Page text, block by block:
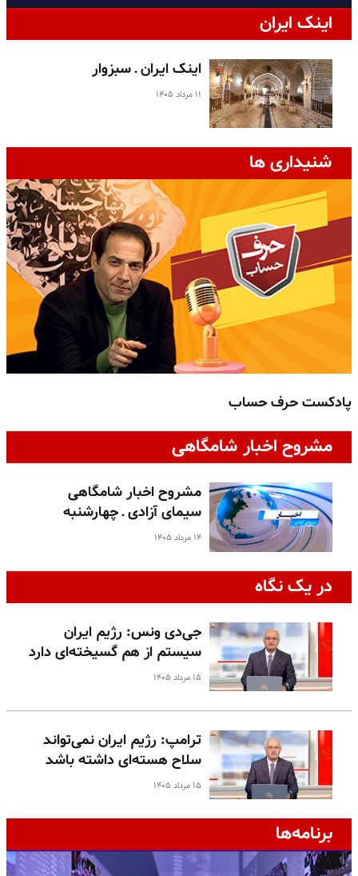
اینک ایران
اینک ایران ـ سبزوار
۱۱ مرداد ۱۴۰۵
شنیداری ها
پادکست حرف حساب
مشروح اخبار شامگاهی
مشروح اخبار شامگاهی
سیمای آزادی ـ چهارشنبه
۱۴ مرداد ۱۴۰۵
در یک نگاه
جی‌دی ونس: رژیم ایران
سیستم از هم گسیخته‌ای دارد
۱۵ مرداد ۱۴۰۵
ترامپ: رژیم ایران نمی‌تواند
سلاح هسته‌ای داشته باشد
۱۵ مرداد ۱۴۰۵
برنامه‌ها